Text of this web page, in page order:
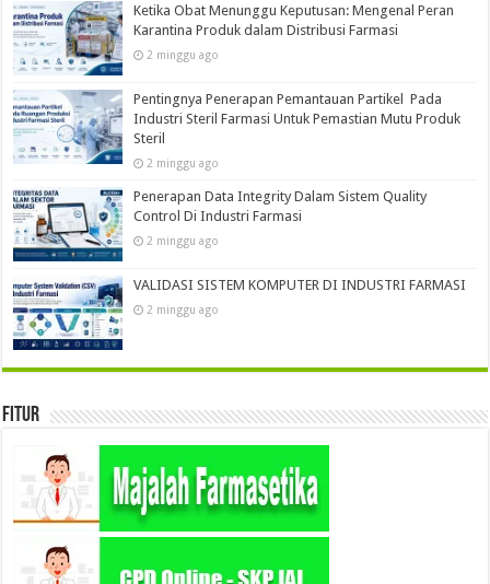
Ketika Obat Menunggu Keputusan: Mengenal Peran
Karantina Produk dalam Distribusi Farmasi
2 minggu ago
Pentingnya Penerapan Pemantauan Partikel Pada
Industri Steril Farmasi Untuk Pemastian Mutu Produk
Steril
2 minggu ago
Penerapan Data Integrity Dalam Sistem Quality
Control Di Industri Farmasi
2 minggu ago
VALIDASI SISTEM KOMPUTER DI INDUSTRI FARMASI
2 minggu ago
Fitur